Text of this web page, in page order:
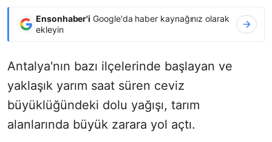
Ensonhaber'i Google'da haber kaynağınız olarak
ekleyin
Antalya'nın bazı ilçelerinde başlayan ve
yaklaşık yarım saat süren ceviz
büyüklüğündeki dolu yağışı, tarım
alanlarında büyük zarara yol açtı.